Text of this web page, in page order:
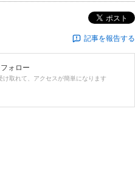
ポスト
記事を報告する
ォロー
け取れて、アクセスが簡単になります